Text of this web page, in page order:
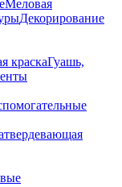
Меловая
Декорирование
краскаГуашь,